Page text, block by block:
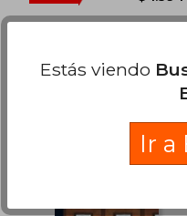
Estás viendo
Ir a